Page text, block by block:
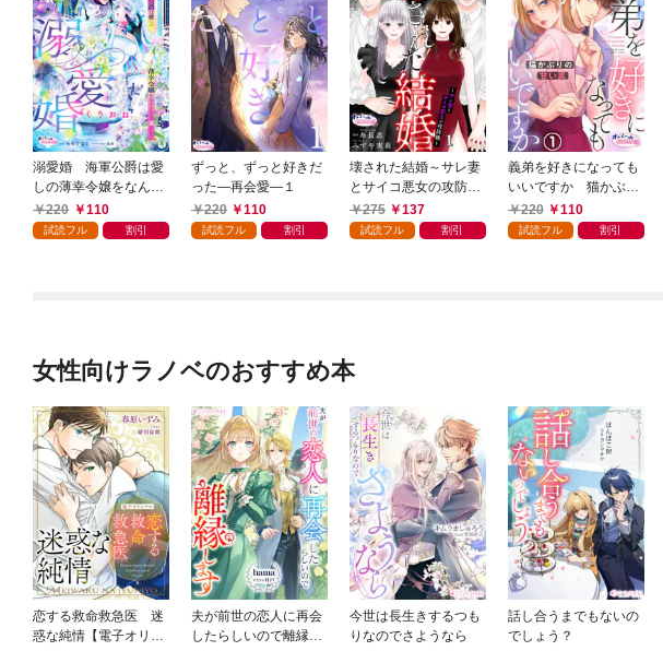
溺愛婚 海軍公爵は愛
しの薄幸令嬢をなんと
しても妻にしたい１
220 110
試読フル 割引
ずっと、ずっと好きだ
った―再会愛―１
220
110
試読フル 割引
壊された結婚～サレ妻
とサイコ悪女の攻防戦
～１275 137
試読フル 割引
義弟を好きになっても
いいですか 猫かぶり
の甘い罠１
220 110
試読フル 割引
女性向けラノベのおすすめ本
恋する救命救急医 迷
惑な純情【電子オリジ
夫が前世の恋人に再会
したらしいので離縁し
今世は長生きするつも
りなのでさようなら
話し合うまでもないの
でしょう？